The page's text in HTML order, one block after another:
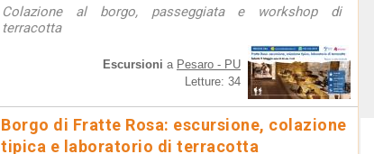
Colazione al borgo, passeggiata e workshop di
terracotta
Escursioni a Pesaro - PU
Letture: 34
Borgo di Fratte Rosa: escursione, colazione
tipica e laboratorio di terracotta